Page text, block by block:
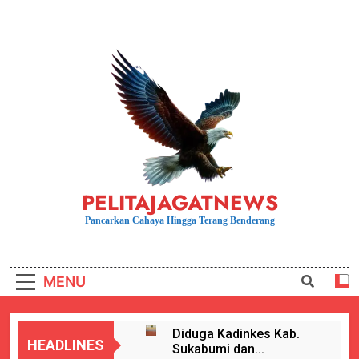
PELITAJAGATNEWS
Pancarkan Cahaya Hingga Terang Benderang
MENU
HEADLINES
Diduga Kadinkes Kab.
Sukabumi dan